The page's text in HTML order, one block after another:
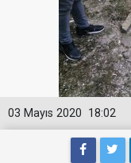
18:02
03 Mayıs 2020